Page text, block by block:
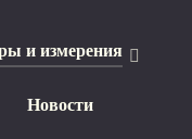
и измерения
Новости